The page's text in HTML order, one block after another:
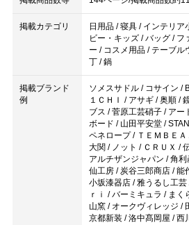
掲載カテゴリ
日用品 / 寝具 / インテリ
ビー・キッズ / バッグ / フ
ー / コスメ用品 / テーブル
丁 / 鍋
掲載ブランド
例
ソメスサドル / コサイン /
１ＣＨＩ / アサギ / 奥順 /
ブス / 菅原工芸硝子 / アー
ボード / 山田平安堂 /
ペネロープ / ＴＥＭＢＥ
大関 / ノット / ＣＲＵＸ /
アルチザンジャパン / 角
仙工房 / 炭谷三郎商店 / 能
小坂漆器店 / 雅うるし工
ｒｉ / バーミキュラ / ま
山窯 / オークヴィレッジ /
京都新装 / 洛中髙岡屋 / 西